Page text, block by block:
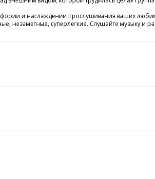
и наслаждении прослушивания ваших
незаметные, суперлегкие. Слушайте музыку